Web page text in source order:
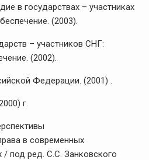
в государствах – участниках
(2003).
– участников СНГ:
(2002).
Федерации. (2001) .
г.
в современных
/ под ред. С.С. Занковского